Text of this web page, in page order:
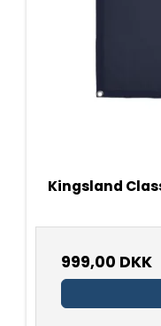
Kingsland
999,00 DKK